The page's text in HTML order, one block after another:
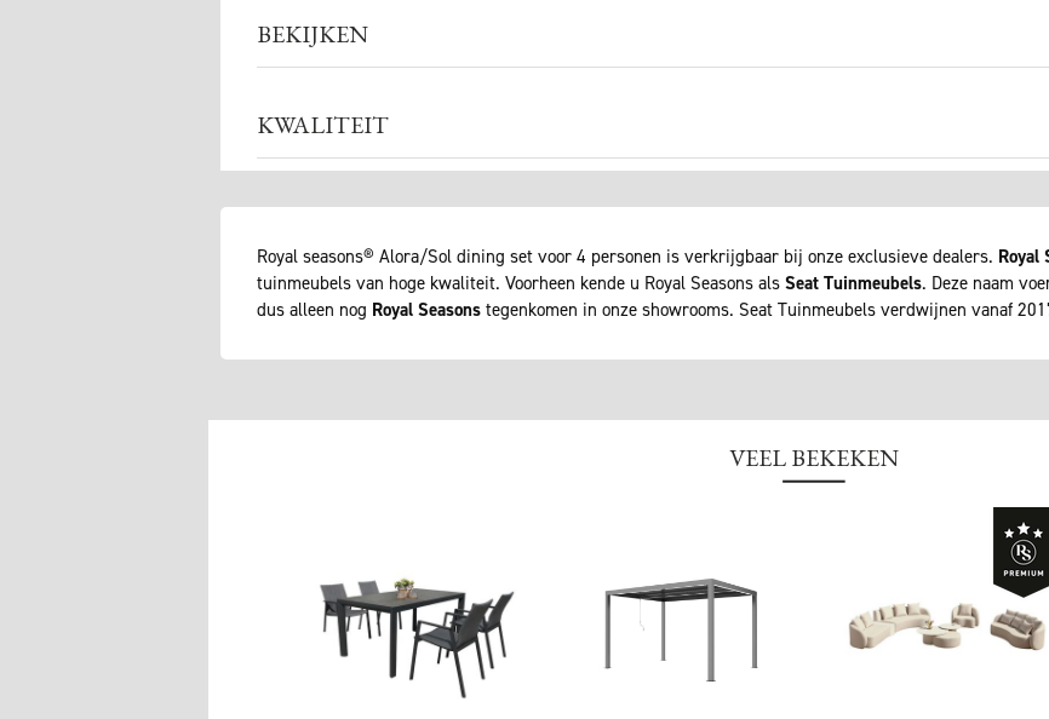
BEKIJKEN
KWALITEIT
Royal seasons® Alora/Sol dining set voor 4 personen is verkrijgbaar bij onze exclusieve dealers. Royal
tuinmeubels van hoge kwaliteit. Voorheen kende u Royal Seasons als Seat Tuinmeubels. Deze naam
dus alleen nog Royal Seasons tegenkomen in onze showrooms. Seat Tuinmeubels verdwijnen vanaf
VEEL BEKEKEN